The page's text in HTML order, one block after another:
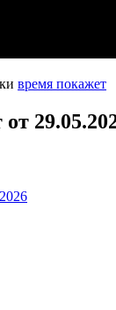
время покажет